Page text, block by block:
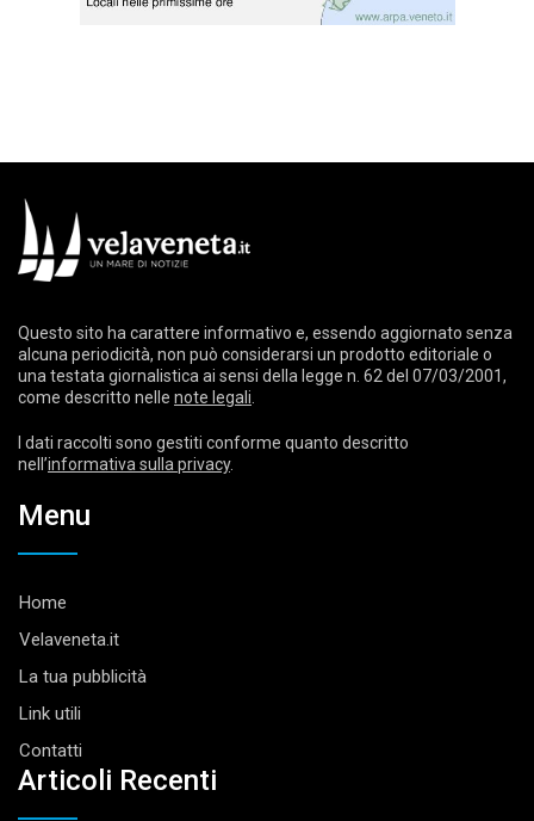
Questo sito ha carattere informativo e, essendo aggiornato senza
alcuna periodicità, non può considerarsi un prodotto editoriale o
una testata giornalistica ai sensi della legge n. 62 del 07/03/2001,
come descritto nelle note legali.
I dati raccolti sono gestiti conforme quanto descritto
nell’informativa sulla privacy.
Menu
Home
Velaveneta.it
La tua pubblicità
Link utili
Contatti
Articoli Recenti